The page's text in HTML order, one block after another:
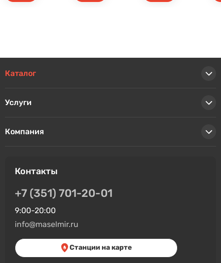
Каталог
Услуги
Компания
Контакты
+7 (351) 701-20-01
9:00-20:00
info@maselmir.ru
Станции на карте